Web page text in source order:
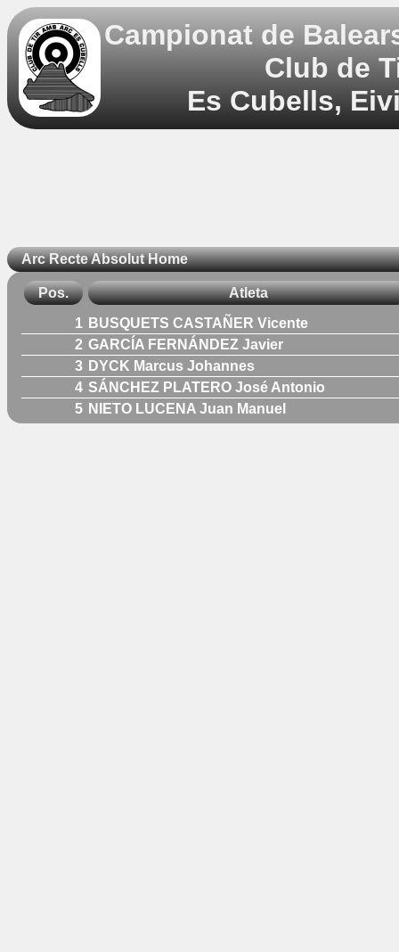
Campionat de
Club de
Es Cubells,
Arc Recte Absolut Home
Pos. Atleta
1 BUSQUETS CASTAÑER Vicente
2 GARCÍA FERNÁNDEZ Javier
3 DYCK Marcus Johannes
4 SÁNCHEZ PLATERO José Antonio
5 NIETO LUCENA Juan Manuel